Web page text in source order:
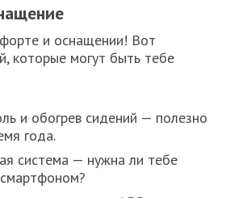
и оснащении! Вот
которые могут быть тебе
и обогрев сидений — полезно
года.
система — нужна ли тебе